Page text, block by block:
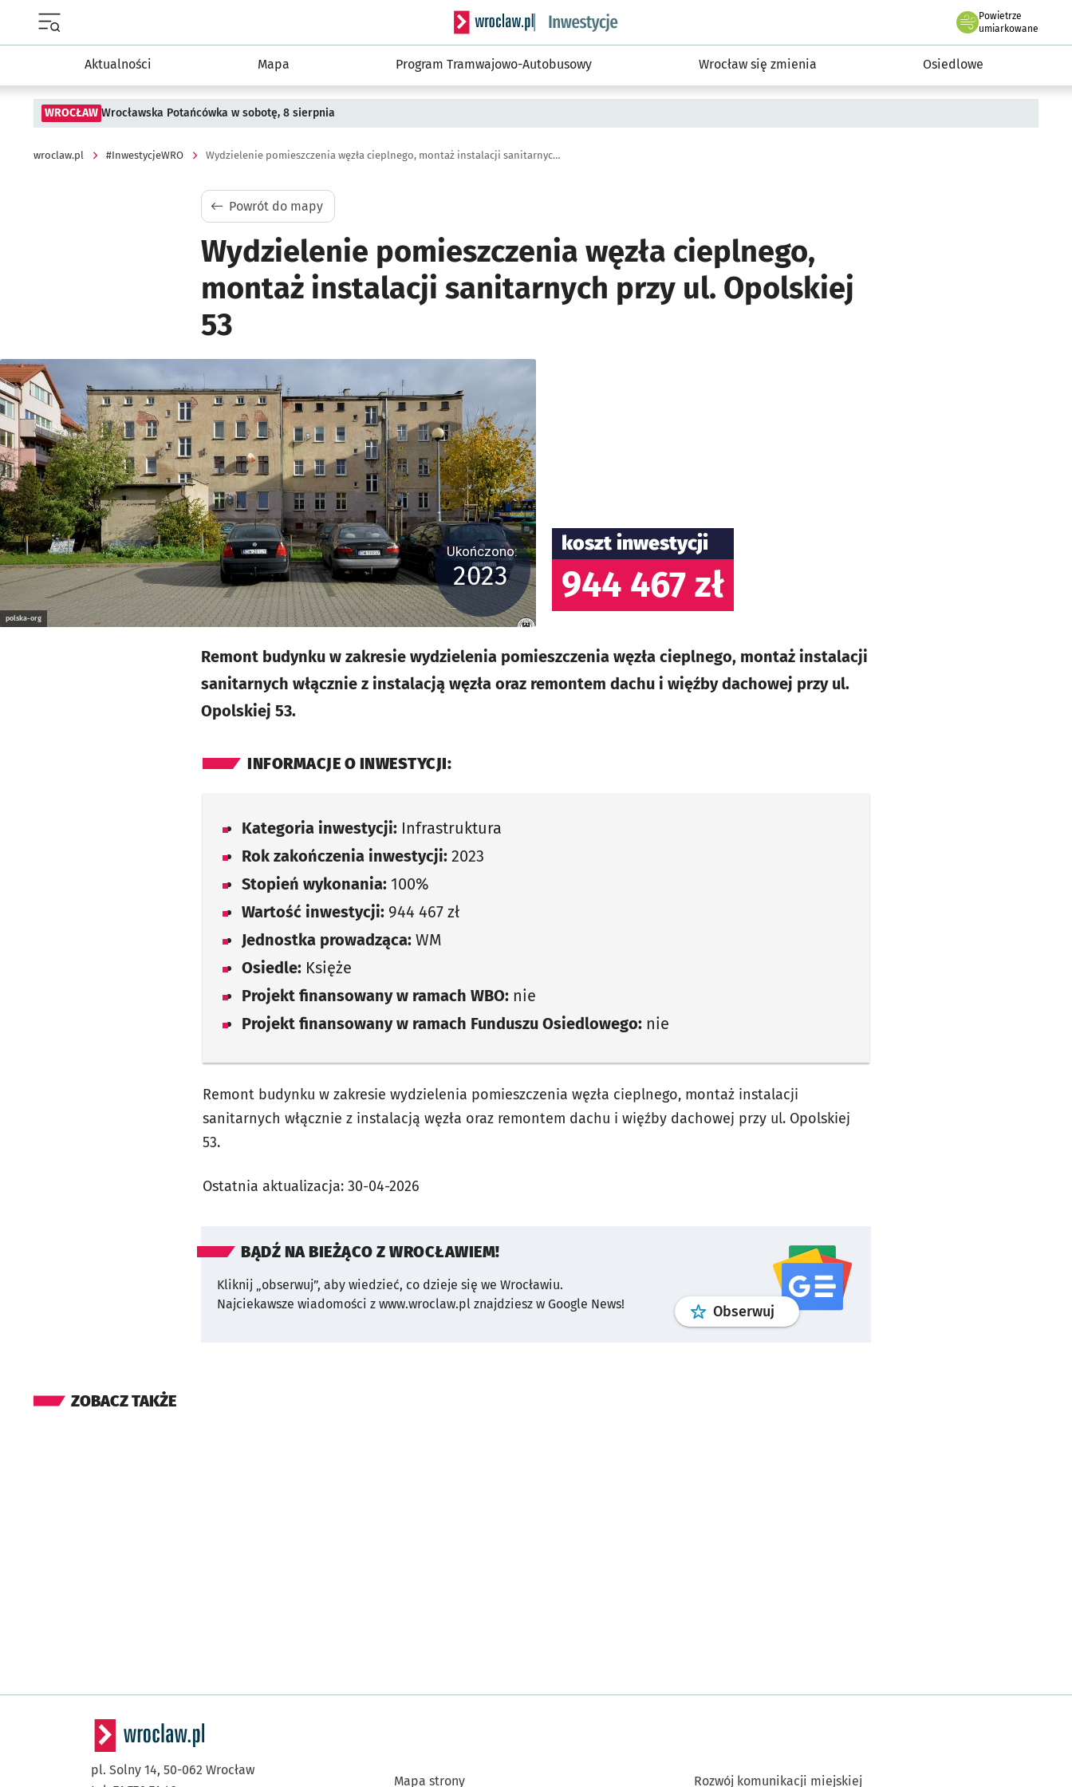
Serwis informacyjny wroclaw.pl podserwis: #InwestycjeWRO - miejskie inwestycje 2019-2032
Powietrze
we Wrocławiu
umiarkowane
Aktualności Mapa Program Tramwajowo-Autobusowy Wrocław się zmienia Osiedlowe
WROCŁAW Wrocławska Potańcówka w sobotę, 8 sierpnia
wroclaw.pl #InwestycjeWRO Wydzielenie pomieszczenia węzła cieplnego, montaż instalacji sanitarnych przy ul. Opolskiej 53
Powrót do mapy
Wydzielenie pomieszczenia węzła cieplnego,
montaż instalacji sanitarnych przy ul. Opolskiej
53
Kliknij, aby powiększyć
polska-org
Ukończono:
2023
koszt inwestycji
944 467 zł
Remont budynku w zakresie wydzielenia pomieszczenia węzła cieplnego, montaż instalacji
sanitarnych włącznie z instalacją węzła oraz remontem dachu i więźby dachowej przy ul.
Opolskiej 53.
INFORMACJE O INWESTYCJI:
Kategoria inwestycji: Infrastruktura
Rok zakończenia inwestycji: 2023
Stopień wykonania: 100%
Wartość inwestycji: 944 467 zł
Jednostka prowadząca: WM
Osiedle: Księże
Projekt finansowany w ramach WBO: nie
Projekt finansowany w ramach Funduszu Osiedlowego: nie
Remont budynku w zakresie wydzielenia pomieszczenia węzła cieplnego, montaż instalacji
sanitarnych włącznie z instalacją węzła oraz remontem dachu i więźby dachowej przy ul. Opolskiej
53.
Ostatnia aktualizacja: 30-04-2026
BĄDŹ NA BIEŻĄCO Z WROCŁAWIEM!
Kliknij „obserwuj”, aby wiedzieć, co dzieje się we Wrocławiu.
Najciekawsze wiadomości z www.wroclaw.pl znajdziesz w Google News!
Obserwuj profilgoogle news
ZOBACZ TAKŻE
pl. Solny 14, 50-062 Wrocław
Mapa strony Rozwój komunikacji miejskiej